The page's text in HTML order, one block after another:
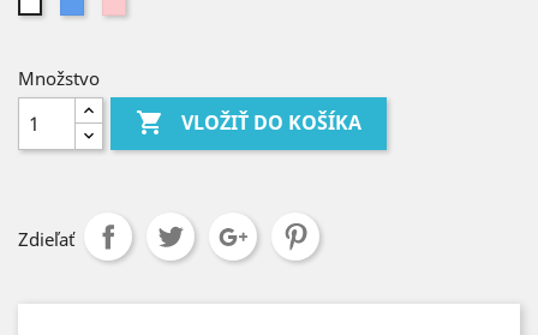
Množstvo
 VLOŽIŤ DO KOŠÍKA
Zdieľať